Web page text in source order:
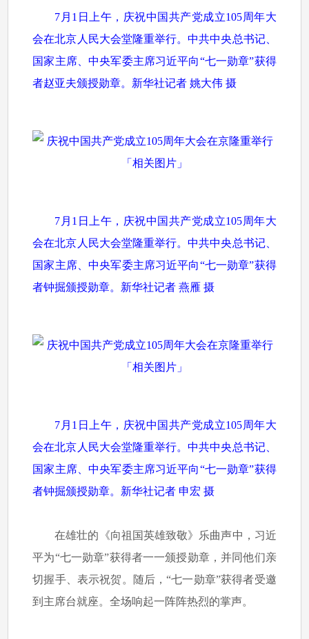
7月1日上午，庆祝中国共产党成立105周年大
会在北京人民大会堂隆重举行。中共中央总书记、
国家主席、中央军委主席习近平向“七一勋章”获得
者赵亚夫颁授勋章。新华社记者 姚大伟 摄
7月1日上午，庆祝中国共产党成立105周年大
会在北京人民大会堂隆重举行。中共中央总书记、
国家主席、中央军委主席习近平向“七一勋章”获得
者钟掘颁授勋章。新华社记者 燕雁 摄
7月1日上午，庆祝中国共产党成立105周年大
会在北京人民大会堂隆重举行。中共中央总书记、
国家主席、中央军委主席习近平向“七一勋章”获得
者钟掘颁授勋章。新华社记者 申宏 摄
在雄壮的《向祖国英雄致敬》乐曲声中，习近
平为“七一勋章”获得者一一颁授勋章，并同他们亲
切握手、表示祝贺。随后，“七一勋章”获得者受邀
到主席台就座。全场响起一阵阵热烈的掌声。